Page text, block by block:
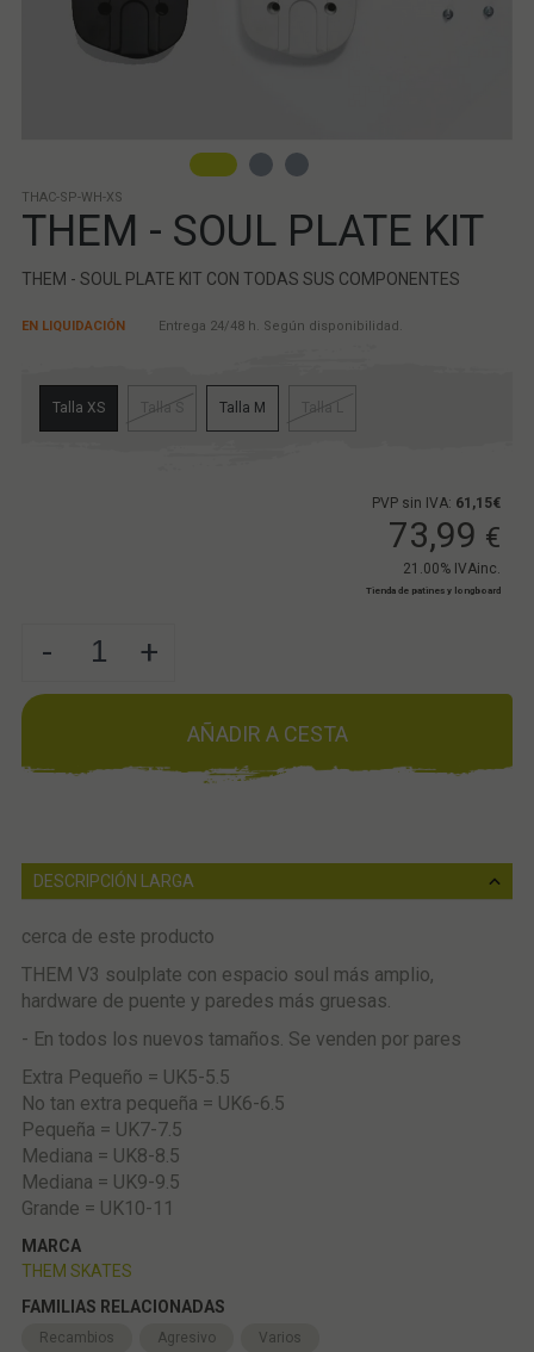
THAC-SP-WH-XS
THEM - SOUL PLATE KIT
THEM - SOUL PLATE KIT CON TODAS SUS COMPONENTES
EN LIQUIDACIÓN Entrega 24/48 h. Según disponibilidad.
Talla XS Talla S Talla M Talla L
PVP sin IVA: 61,15€
73,99 €
21.00% IVAinc.
Tienda de patines y longboard
- +
AÑADIR A CESTA
DESCRIPCIÓN LARGA
cerca de este producto
THEM V3 soulplate con espacio soul más amplio,
hardware de puente y paredes más gruesas.
- En todos los nuevos tamaños. Se venden por pares
Extra Pequeño = UK5-5.5
No tan extra pequeña = UK6-6.5
Pequeña = UK7-7.5
Mediana = UK8-8.5
Mediana = UK9-9.5
Grande = UK10-11
MARCA
THEM SKATES
FAMILIAS RELACIONADAS
Recambios Agresivo Varios